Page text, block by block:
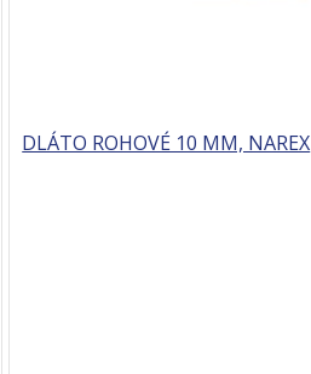
DLÁTO ROHOVÉ 10 MM, NAREX